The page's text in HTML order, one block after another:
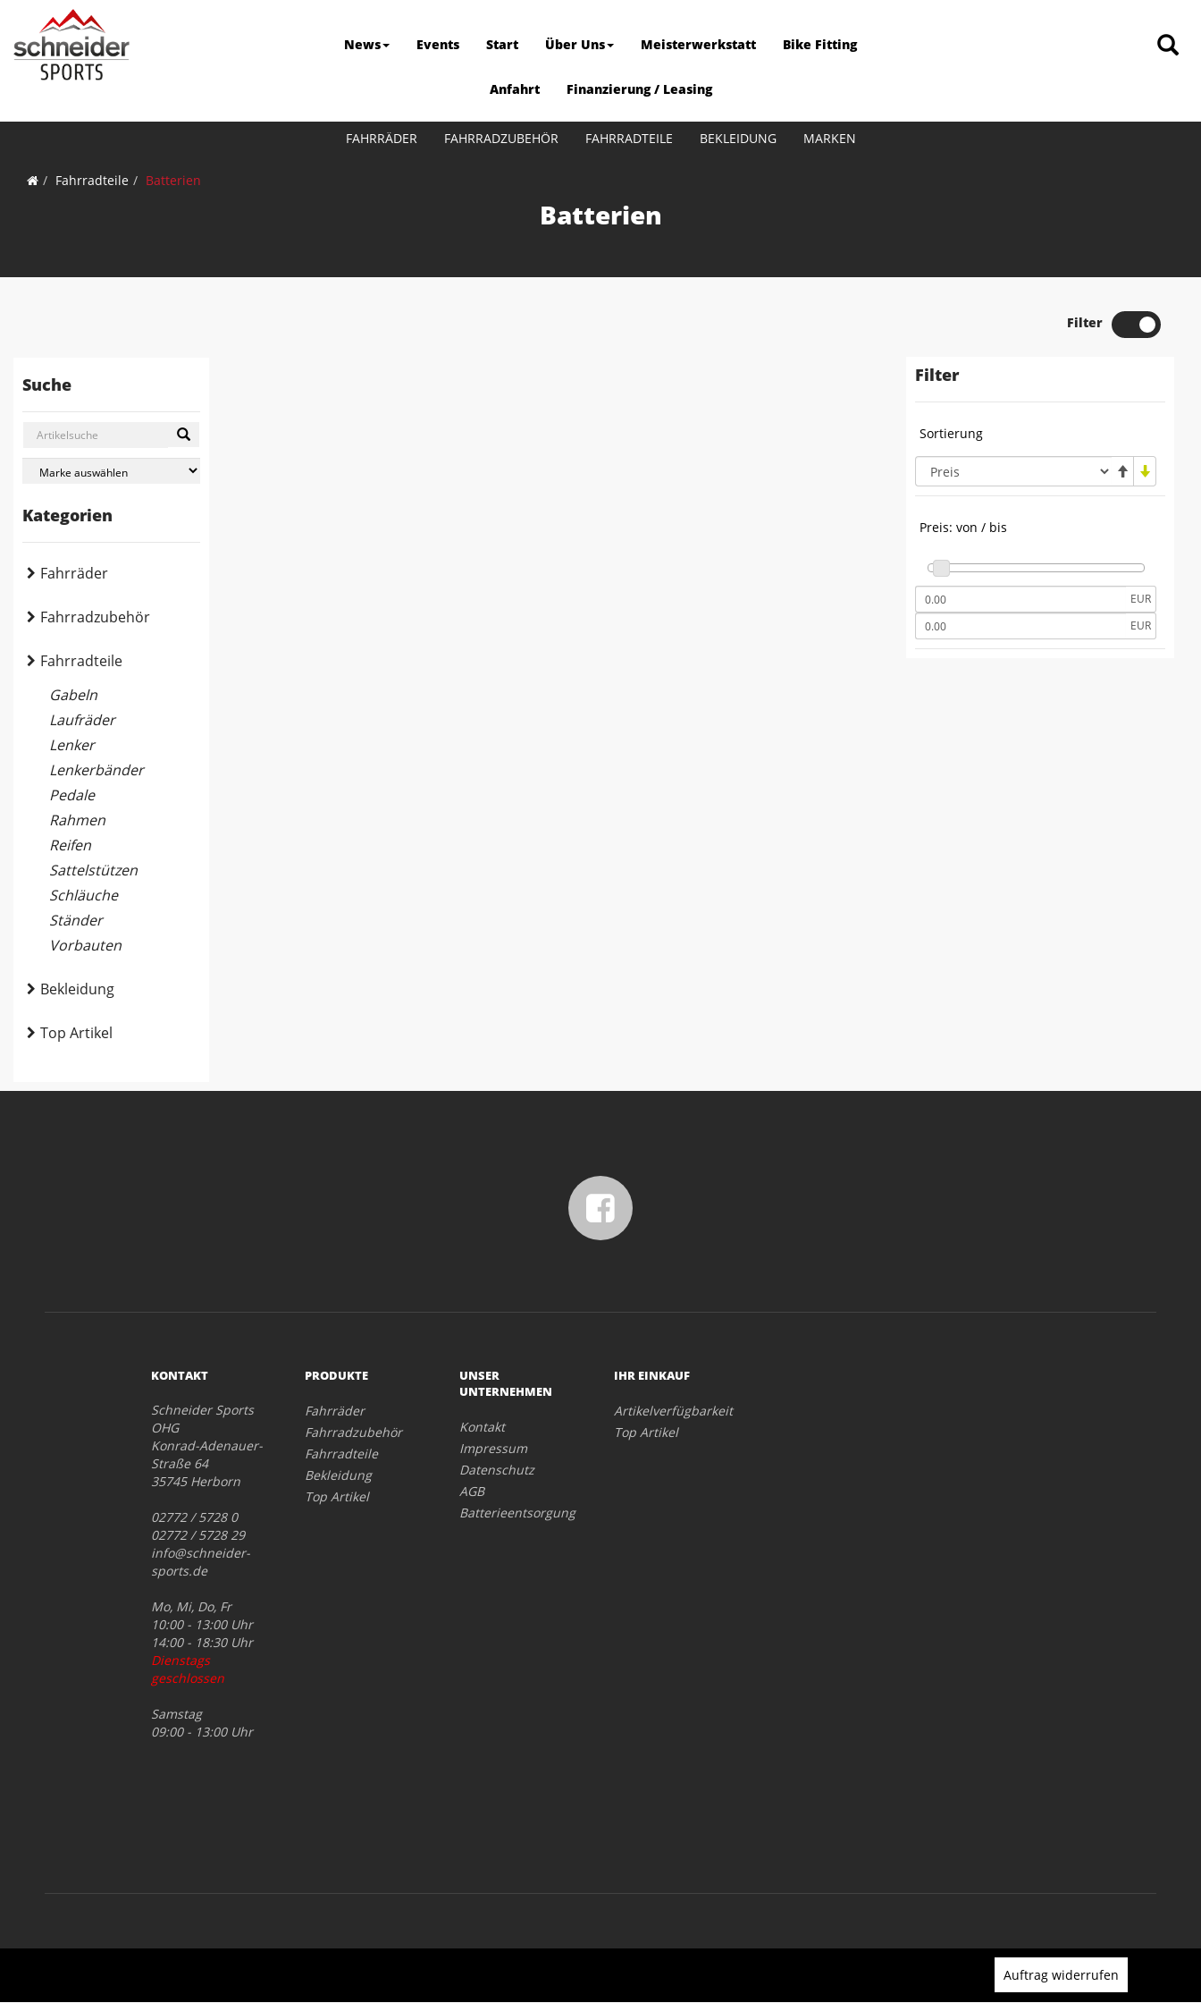
News Events Start Über Uns Meisterwerkstatt Bike Fitting
Anfahrt Finanzierung / Leasing
FAHRRÄDER FAHRRADZUBEHÖR FAHRRADTEILE BEKLEIDUNG MARKEN
Fahrradteile Batterien
Batterien
Suche
Kategorien
Fahrräder
Fahrradzubehör
Fahrradteile
Gabeln
Laufräder
Lenker
Lenkerbänder
Pedale
Rahmen
Reifen
Sattelstützen
Schläuche
Ständer
Vorbauten
Bekleidung
Top Artikel
Filter
Filter
Sortierung
Preis: von / bis
EUR
EUR
KONTAKT
Schneider Sports
OHG
Konrad-Adenauer-
Straße 64
35745 Herborn
02772 / 5728 0
02772 / 5728 29
info@schneider-
sports.de
Mo, Mi, Do, Fr
10:00 - 13:00 Uhr
14:00 - 18:30 Uhr
Dienstags
geschlossen
Samstag
09:00 - 13:00 Uhr
PRODUKTE
Fahrräder
Fahrradzubehör
Fahrradteile
Bekleidung
Top Artikel
UNSER
UNTERNEHMEN
Kontakt
Impressum
Datenschutz
AGB
Batterieentsorgung
IHR EINKAUF
Artikelverfügbarkeit
Top Artikel
Auftrag widerrufen